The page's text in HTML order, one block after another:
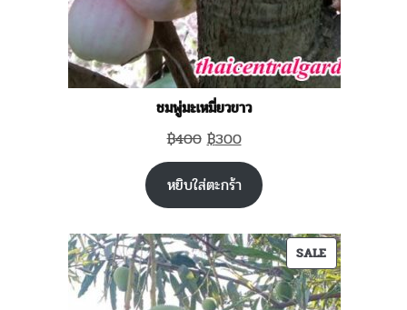
ชมพู่มะเหมี่ยวขาว
฿400 Original
price
was:
฿400.
฿300Current
price
is:
฿300.
หยิบใส่ตะกร้า
SALEPRODUCT
ON
SALE